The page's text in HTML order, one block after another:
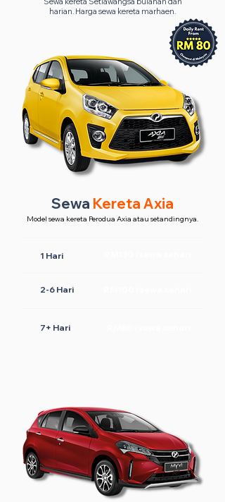
harian. Harga sewa kereta marhaen.
Sewa Kereta Axia
Model sewa kereta Perodua Axia atau setandingnya.
1 Hari
2-6 Hari
7+ Hari